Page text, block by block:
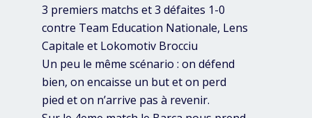
3 premiers matchs et 3 défaites 1-0
contre Team Education Nationale, Lens
Capitale et Lokomotiv Brocciu
Un peu le même scénario : on défend
bien, on encaisse un but et on perd
pied et on n’arrive pas à revenir.